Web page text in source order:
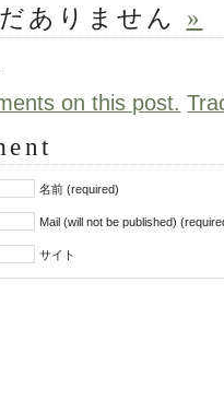
ありません »
on this post.
名前 (required)
Mail (will not be published)
サイト